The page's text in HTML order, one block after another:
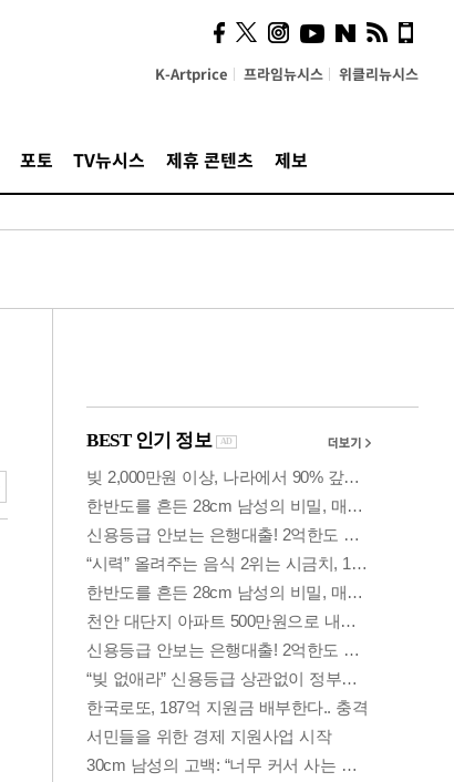
K-Artprice 프라임뉴시스 위클리뉴시스
포토 TV뉴시스 제휴 콘텐츠 제보
의견, 국토부·LH에 충실히
전달할 것"